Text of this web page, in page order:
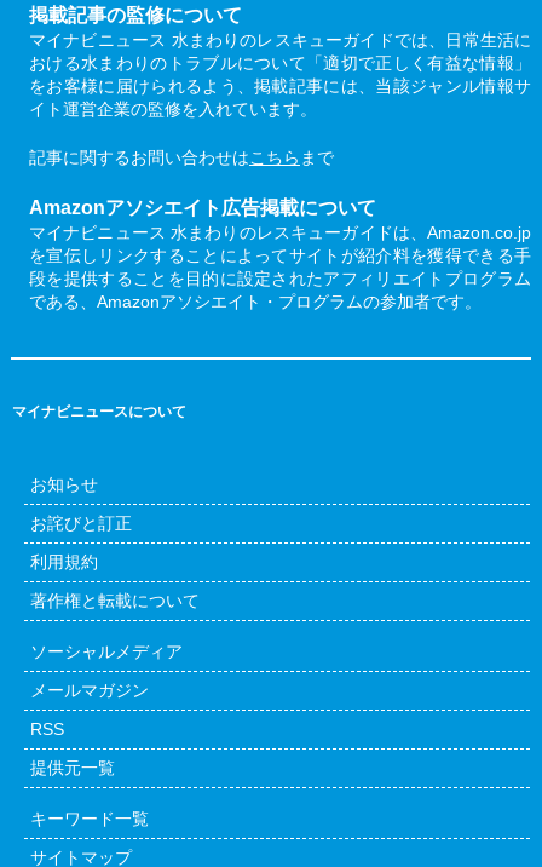
掲載記事の監修について
マイナビニュース 水まわりのレスキューガイドでは、日常生活に
おける水まわりのトラブルについて「適切で正しく有益な情報」
をお客様に届けられるよう、掲載記事には、当該ジャンル情報サ
イト運営企業の監修を入れています。
記事に関するお問い合わせはこちら まで
Amazonアソシエイト広告掲載について
マイナビニュース 水まわりのレスキューガイドは、Amazon.co.jp
を宣伝しリンクすることによってサイトが紹介料を獲得できる手
段を提供することを目的に設定されたアフィリエイトプログラム
である、Amazonアソシエイト・プログラムの参加者です。
マイナビニュースについて
お知らせ
お詫びと訂正
利用規約
著作権と転載について
ソーシャルメディア
メールマガジン
RSS
提供元一覧
キーワード一覧
サイトマップ